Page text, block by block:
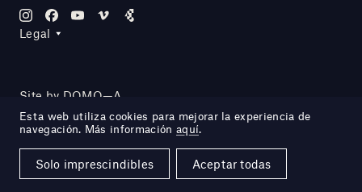
Legal
Site by DOMO—A
Esta web utiliza cookies para mejorar la experiencia de
navegación. Más información aquí.
Solo imprescindibles Aceptar todas